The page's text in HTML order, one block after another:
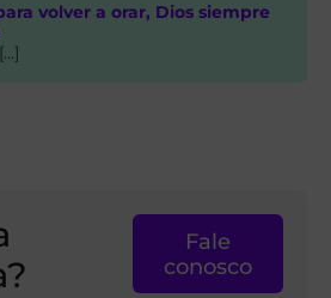
volver a orar, Dios siempre
Fale
conosco